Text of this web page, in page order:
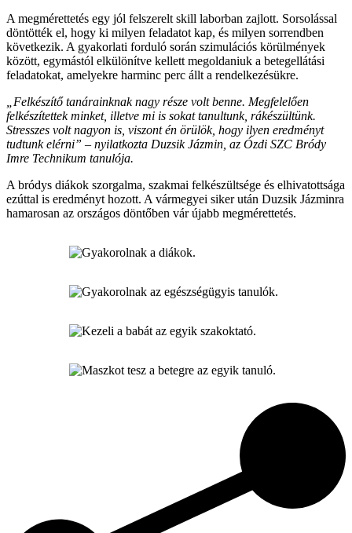
A megmérettetés egy jól felszerelt skill laborban zajlott. Sorsolással
döntötték el, hogy ki milyen feladatot kap, és milyen sorrendben
következik. A gyakorlati forduló során szimulációs körülmények
között, egymástól elkülönítve kellett megoldaniuk a betegellátási
feladatokat, amelyekre harminc perc állt a rendelkezésükre.
„Felkészítő tanárainknak nagy része volt benne. Megfelelően
felkészítettek minket, illetve mi is sokat tanultunk, rákészültünk.
Stresszes volt nagyon is, viszont én örülök, hogy ilyen eredményt
tudtunk elérni” – nyilatkozta Duzsik Jázmin, az Ózdi SZC Bródy
Imre Technikum tanulója.
A bródys diákok szorgalma, szakmai felkészültsége és elhivatottsága
ezúttal is eredményt hozott. A vármegyei siker után Duzsik Jázminra
hamarosan az országos döntőben vár újabb megmérettetés.